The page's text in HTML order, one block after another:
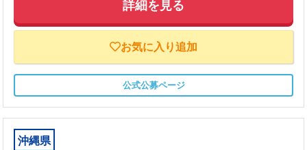
詳細を見る
お気に入り追加
公式公募ページ
沖縄県